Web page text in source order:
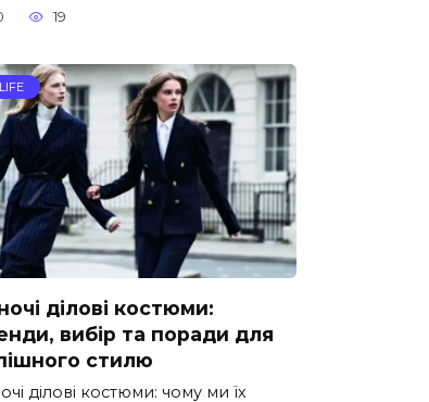
19
LIFE
ділові костюми:
вибір та поради для
стилю
ділові костюми: чому ми їх